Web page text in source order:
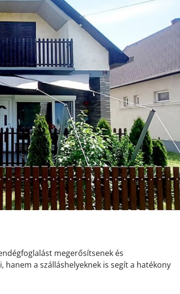
megerősítsenek és
hanem a szálláshelyeknek is segít a hatékony